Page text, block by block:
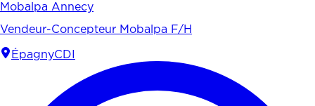
Mobalpa Annecy
Vendeur-Concepteur Mobalpa F/H
ÉpagnyCDI